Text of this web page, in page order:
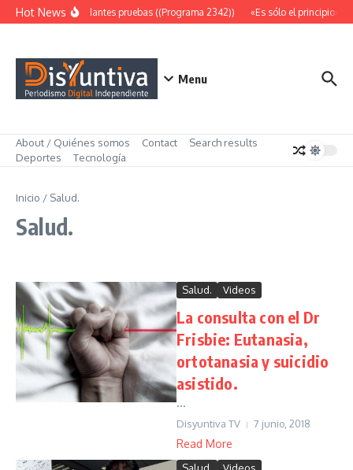
Saltar al contenido
Hot NewsAbundantes pruebas ((Programa 2342)) «Es sólo el principio»
Menu
About / Quiénes somos Contact
Search results
Deportes
Tecnología
Inicio / Salud.
Salud.
Salud. Videos
La consulta con el Dr
Frisbie: Eutanasia,
ortotanasia y suicidio
asistido.
...
Disyuntiva TV 7 junio, 2018
Read More